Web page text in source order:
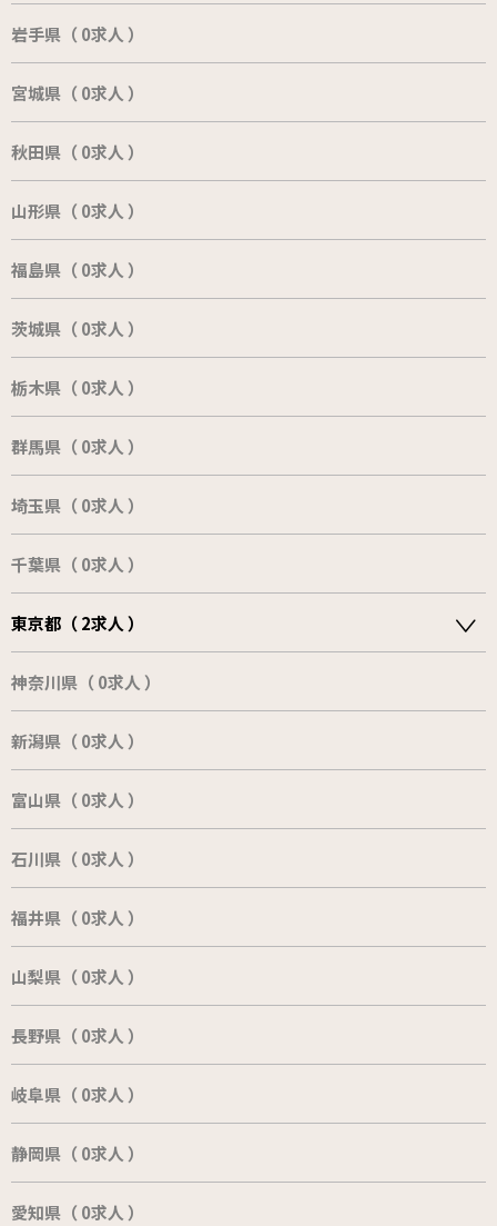
岩手県（ 0求人 ）
宮城県（ 0求人 ）
秋田県（ 0求人 ）
山形県（ 0求人 ）
福島県（ 0求人 ）
茨城県（ 0求人 ）
栃木県（ 0求人 ）
群馬県（ 0求人 ）
埼玉県（ 0求人 ）
千葉県（ 0求人 ）
東京都（ 2求人 ）
神奈川県（ 0求人 ）
新潟県（ 0求人 ）
富山県（ 0求人 ）
石川県（ 0求人 ）
福井県（ 0求人 ）
山梨県（ 0求人 ）
長野県（ 0求人 ）
岐阜県（ 0求人 ）
静岡県（ 0求人 ）
愛知県（ 0求人 ）